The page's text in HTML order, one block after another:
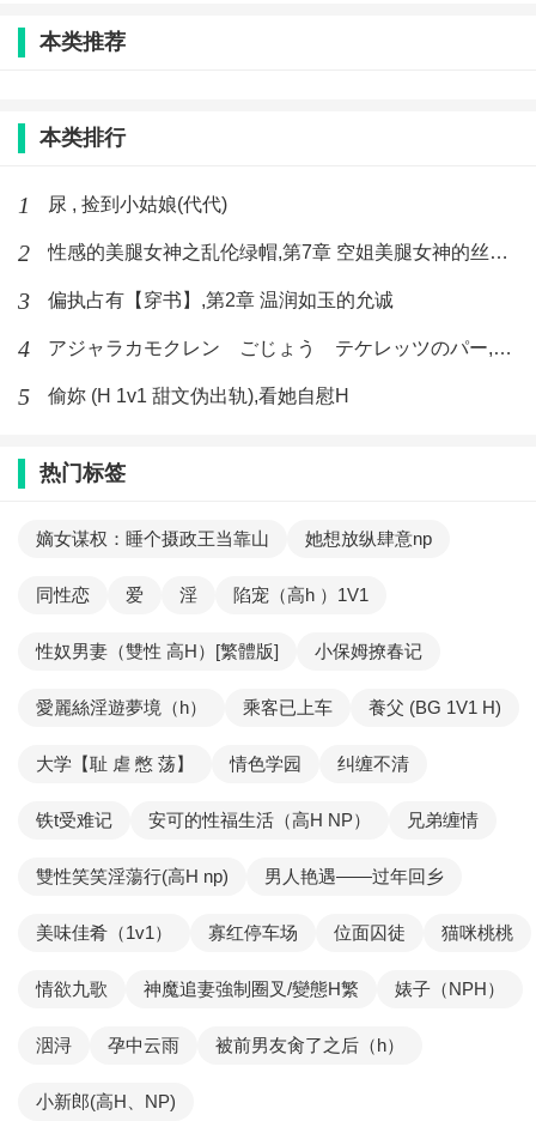
本类推荐
本类排行
1 尿 , 捡到小姑娘(代代)
2 性感的美腿女神之乱伦绿帽,第7章 空姐美腿女神的丝袜足交
3 偏执占有【穿书】,第2章 温润如玉的允诚
4 アジャラカモクレン ごじょう テケレッツのパー,【No. 42 Rube Goldberg Machine】十四
5 偷妳 (H 1v1 甜文伪出轨),看她自慰H
热门标签
嫡女谋权：睡个摄政王当靠山 她想放纵肆意np
同性恋 爱 淫 陷宠（高h ）1V1
性奴男妻（雙性 高H）[繁體版] 小保姆撩春记
愛麗絲淫遊夢境（h） 乘客已上车 養父 (BG 1V1 H)
大学【耻 虐 憋 荡】 情色学园 纠缠不清
铁t受难记 安可的性福生活（高H NP） 兄弟缠情
雙性笑笑淫蕩行(高H np) 男人艳遇——过年回乡
美味佳肴（1v1） 寡红停车场 位面囚徒 猫咪桃桃
情欲九歌 神魔追妻強制圈叉/變態H繁 婊子（NPH）
洇浔 孕中云雨 被前男友肏了之后（h）
小新郎(高H、NP)